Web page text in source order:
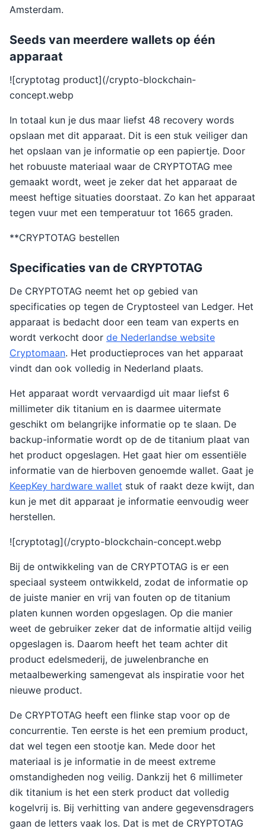
Amsterdam.
Seeds van meerdere wallets op één
apparaat
![cryptotag product](/crypto-blockchain-
concept.webp
In totaal kun je dus maar liefst 48 recovery words
opslaan met dit apparaat. Dit is een stuk veiliger dan
het opslaan van je informatie op een papiertje. Door
het robuuste materiaal waar de CRYPTOTAG mee
gemaakt wordt, weet je zeker dat het apparaat de
meest heftige situaties doorstaat. Zo kan het apparaat
tegen vuur met een temperatuur tot 1665 graden.
**CRYPTOTAG bestellen
Specificaties van de CRYPTOTAG
De CRYPTOTAG neemt het op gebied van
specificaties op tegen de Cryptosteel van Ledger. Het
apparaat is bedacht door een team van experts en
wordt verkocht door de Nederlandse website
Cryptomaan. Het productieproces van het apparaat
vindt dan ook volledig in Nederland plaats.
Het apparaat wordt vervaardigd uit maar liefst 6
millimeter dik titanium en is daarmee uitermate
geschikt om belangrijke informatie op te slaan. De
backup-informatie wordt op de de titanium plaat van
het product opgeslagen. Het gaat hier om essentiële
informatie van de hierboven genoemde wallet. Gaat je
KeepKey hardware wallet stuk of raakt deze kwijt, dan
kun je met dit apparaat je informatie eenvoudig weer
herstellen.
![cryptotag](/crypto-blockchain-concept.webp
Bij de ontwikkeling van de CRYPTOTAG is er een
speciaal systeem ontwikkeld, zodat de informatie op
de juiste manier en vrij van fouten op de titanium
platen kunnen worden opgeslagen. Op die manier
weet de gebruiker zeker dat de informatie altijd veilig
opgeslagen is. Daarom heeft het team achter dit
product edelsmederij, de juwelenbranche en
metaalbewerking samengevat als inspiratie voor het
nieuwe product.
De CRYPTOTAG heeft een flinke stap voor op de
concurrentie. Ten eerste is het een premium product,
dat wel tegen een stootje kan. Mede door het
materiaal is je informatie in de meest extreme
omstandigheden nog veilig. Dankzij het 6 millimeter
dik titanium is het een sterk product dat volledig
kogelvrij is. Bij verhitting van andere gegevensdragers
gaan de letters vaak los. Dat is met de CRYPTOTAG